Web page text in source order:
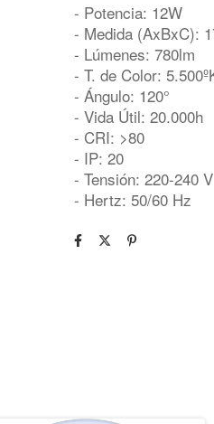
- Potencia: 12W
- Medida (AxBxC):
- Lúmenes: 780lm
- T. de Color:
- Ángulo: 120°
- Vida Útil: 20.000h
- CRI: >80
- IP: 20
- Tensión: 220-240 V
- Hertz: 50/60 Hz